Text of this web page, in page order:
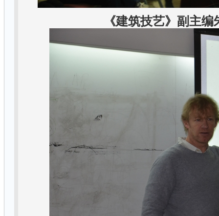
《建筑技艺》副主